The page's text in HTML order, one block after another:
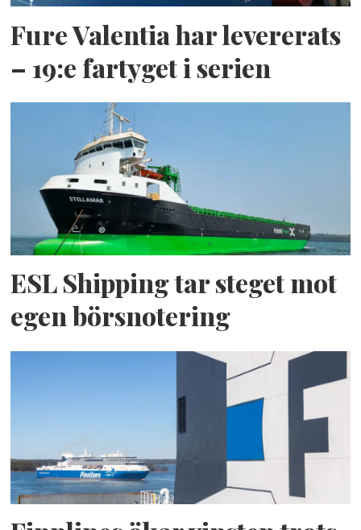
Passagerare: 1.800
Hytter: 301
Fure Valentia har levererats
– 19:e fartyget i serien
ESL Shipping tar steget mot
egen börsnotering